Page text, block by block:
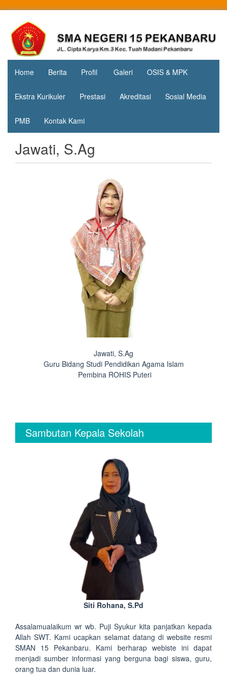
contentSMA
Negeri 15
Pekanbaru
Jl. Cipta
Karya
KM.3, Kec.
Tuah
Madani,
Home Berita Profil Galeri OSIS & MPK
Ekstra Kurikuler Prestasi Akreditasi Sosial Media
PMB Kontak Kami
Jawati, S.Ag
Jawati, S.Ag
Guru Bidang Studi Pendidikan Agama Islam
Pembina ROHIS Puteri
Sambutan Kepala Sekolah
Siti Rohana, S.Pd
Assalamualaikum wr wb. Puji Syukur kita panjatkan kepada
Allah SWT. Kami ucapkan selamat datang di website resmi
SMAN 15 Pekanbaru. Kami berharap webiste ini dapat
menjadi sumber informasi yang berguna bagi siswa, guru,
orang tua dan dunia luar.